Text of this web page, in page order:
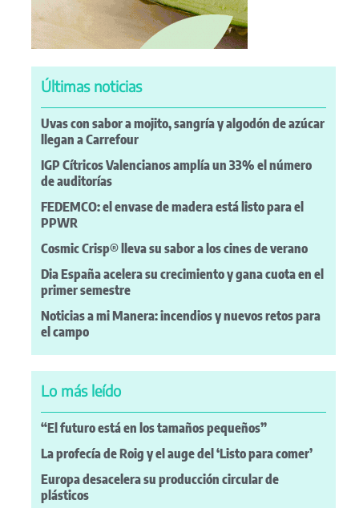
Últimas noticias
Uvas con sabor a mojito, sangría y algodón de azúcar
llegan a Carrefour
IGP Cítricos Valencianos amplía un 33% el número
de auditorías
FEDEMCO: el envase de madera está listo para el
PPWR
Cosmic Crisp® lleva su sabor a los cines de verano
Dia España acelera su crecimiento y gana cuota en el
primer semestre
Noticias a mi Manera: incendios y nuevos retos para
el campo
Lo más leído
“El futuro está en los tamaños pequeños”
La profecía de Roig y el auge del ‘Listo para comer’
Europa desacelera su producción circular de
plásticos